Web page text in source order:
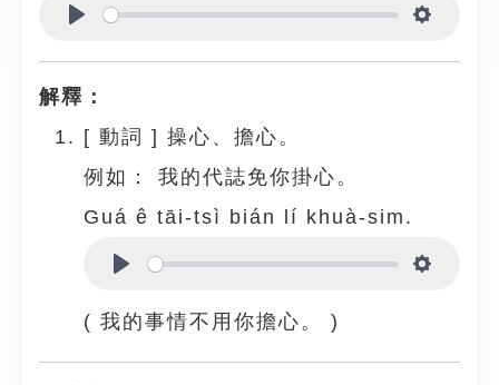
解釋：
[ 動詞 ] 操心、擔心。
例如：
我的代誌免你掛心。
Guá ê tāi-tsì bián lí khuà-sim.
( 我的事情不用你擔心。 )